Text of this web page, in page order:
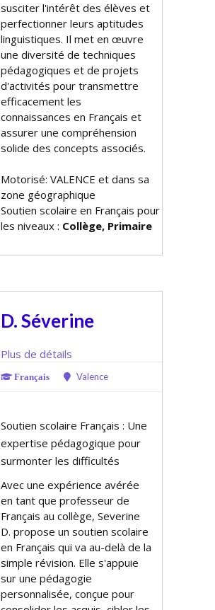
susciter l'intérêt des élèves et
perfectionner leurs aptitudes
linguistiques. Il met en œuvre
une diversité de techniques
pédagogiques et de projets
d'activités pour transmettre
efficacement les
connaissances en Français et
assurer une compréhension
solide des concepts associés.
Motorisé: VALENCE et dans sa
zone géographique
Soutien scolaire en Français pour
les niveaux : Collège, Primaire
D. Séverine
Plus de détails
Français Valence
Soutien scolaire Français : Une
expertise pédagogique pour
surmonter les difficultés
Avec une expérience avérée
en tant que professeur de
Français au collège, Severine
D. propose un soutien scolaire
en Français qui va au-delà de la
simple révision. Elle s'appuie
sur une pédagogie
personnalisée, conçue pour